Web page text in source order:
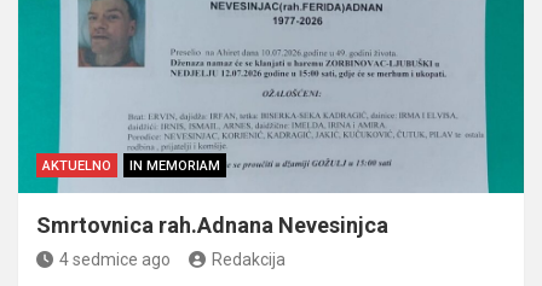
AKTUELNO IN MEMORIAM
Smrtovnica rah.Adnana Nevesinjca
4 sedmice ago Redakcija